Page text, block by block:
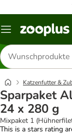
Menü
Produkte
suchen
Katzenfutter &
Sparpaket
24 x 280 g
Mixpaket 1
This is a stars rating